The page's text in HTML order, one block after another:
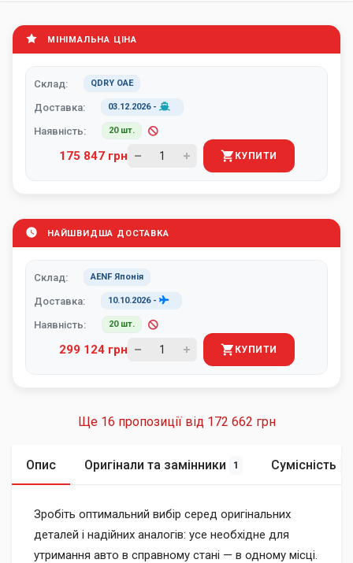
МІНІМАЛЬНА ЦІНА
Склад: QDRY ОАЕ
Доставка: 03.12.2026-
Наявність: 20 шт.
175 847 грн КУПИТИ
НАЙШВИДША ДОСТАВКА
Склад: AENF Японія
Доставка: 10.10.2026-
Наявність: 20 шт.
299 124 грн КУПИТИ
Ще 16 пропозиції від 172 662 грн
Опис Оригінали та замінники 1 Сумісність
Зробіть оптимальний вибір серед оригінальних
деталей і надійних аналогів: усе необхідне для
утримання авто в справному стані — в одному місці.